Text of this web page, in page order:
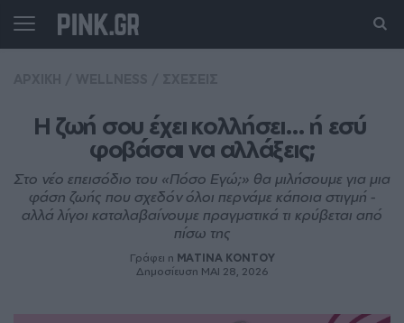
Η ζωή σου έχει κολλήσει… ή εσύ
φοβάσαι να αλλάξεις;
Στο νέο επεισόδιο του «Πόσο Εγώ;» θα μιλήσουμε για μια
φάση ζωής που σχεδόν όλοι περνάμε κάποια στιγμή -
αλλά λίγοι καταλαβαίνουμε πραγματικά τι κρύβεται από
πίσω της
Γράφει η MATINA KONTOY
Δημοσίευση ΜΑΙ 28, 2026